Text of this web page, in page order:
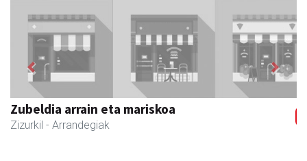
Zubeldia arrain eta mariskoa
Zizurkil - Arrandegiak
Previous Next